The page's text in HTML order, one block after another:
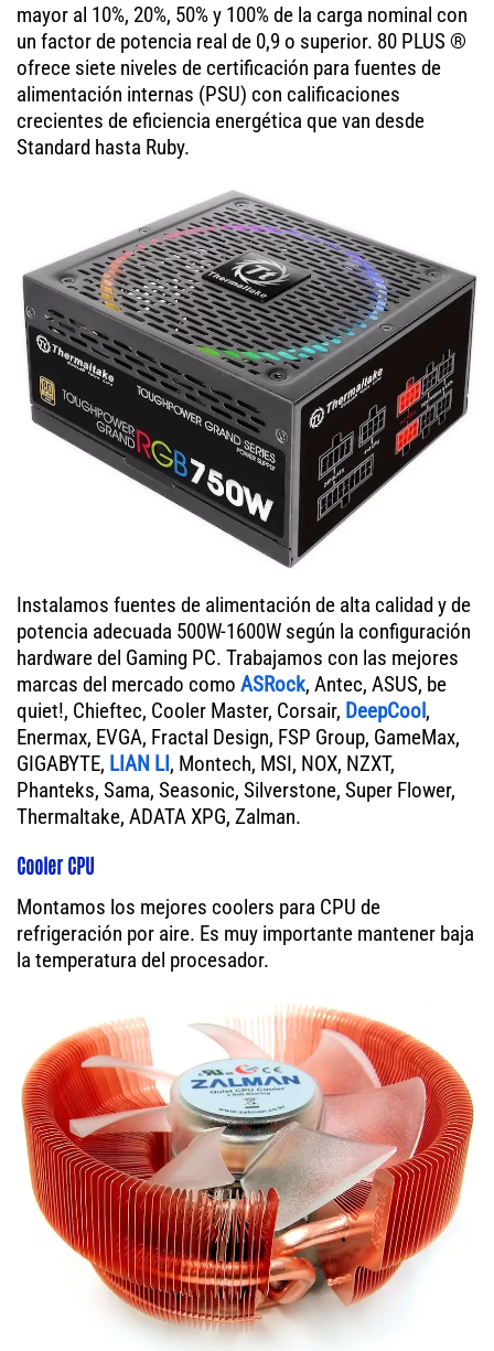
mayor al 10%, 20%, 50% y 100% de la carga nominal con
un factor de potencia real de 0,9 o superior. 80 PLUS ®
ofrece siete niveles de certificación para fuentes de
alimentación internas (PSU) con calificaciones
crecientes de eficiencia energética que van desde
Standard hasta Ruby.
Instalamos fuentes de alimentación de alta calidad y de
potencia adecuada 500W-1600W según la configuración
hardware del Gaming PC. Trabajamos con las mejores
marcas del mercado como ASRock, Antec, ASUS, be
quiet!, Chieftec, Cooler Master, Corsair, DeepCool,
Enermax, EVGA, Fractal Design, FSP Group, GameMax,
GIGABYTE, LIAN LI, Montech, MSI, NOX, NZXT,
Phanteks, Sama, Seasonic, Silverstone, Super Flower,
Thermaltake, ADATA XPG, Zalman.
Cooler CPU
Montamos los mejores coolers para CPU de
refrigeración por aire. Es muy importante mantener baja
la temperatura del procesador.